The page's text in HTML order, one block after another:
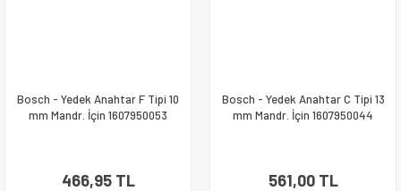
Bosch - Yedek Anahtar F Tipi 10
mm Mandr. İçin 1607950053
466,95 TL
Bosch - Yedek Anahtar C Tipi 13
mm Mandr. İçin 1607950044
561,00 TL